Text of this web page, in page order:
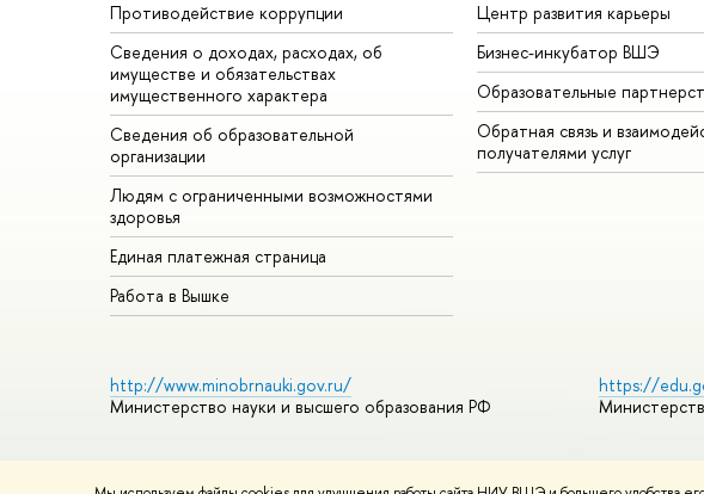
Противодействие коррупции
Сведения о доходах, расходах, об
имуществе и обязательствах
имущественного характера
Сведения об образовательной
организации
Людям с ограниченными возможностями
здоровья
Единая платежная страница
Работа в Вышке
Центр развития карьеры
Бизнес-инкубатор ВШЭ
Образовательные
Обратная связь и
получателями услуг
http://www.minobrnauki.gov.ru/
Министерство науки и высшего образования РФ
https://